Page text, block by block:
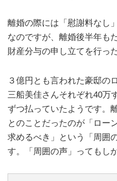
離婚の際には「慰謝料なし
なのですが、離婚後半年も
財産分与の申し立てを行っ
３億円とも言われた豪邸の
三船美佳さんそれぞれ40万
ずつ払っていたようです。
とのことだったのが「ロー
求めるべき」という「周囲
す。「周囲の声」ってもし